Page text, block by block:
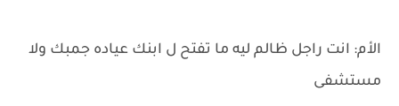
الأم: انت راجل ظالم ليه ما تفتح ل ابنك عياده جمبك ولا
مستشفى